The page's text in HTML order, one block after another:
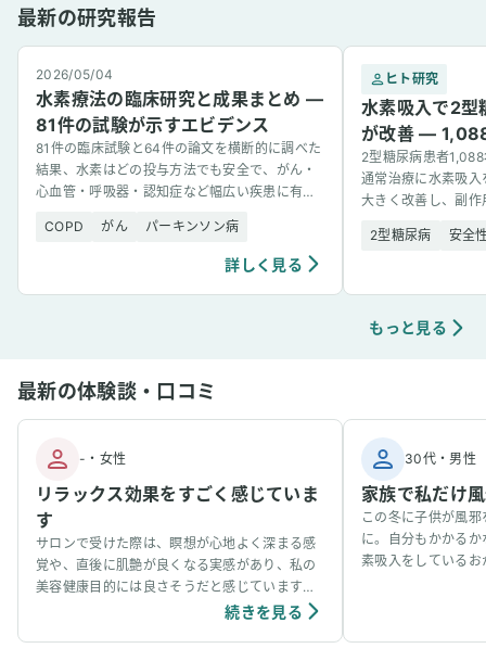
最新の研究報告
2026/05/04
水素療法の臨床研究と成果まとめ —
81件の試験が示すエビデンス
81件の臨床試験と64件の論文を横断的に調べた
結果、水素はどの投与方法でも安全で、がん・
心血管・呼吸器・認知症など幅広い疾患に有望
COPD
がん パーキンソン病
詳しく見る
ヒト研究
水素吸入で2型
が改善 —
2型糖尿病患者
通常治療に水素吸
大きく改善し、副
2型糖尿病 安全
もっと見る
最新の体験談・口コミ
- ・ 女性
リラックス効果をすごく感じていま
す
サロンで受けた際は、瞑想が心地よく深まる感
覚や、直後に肌艶が良くなる実感があり、私の
美容健康目的には良さそうだと感じています。
個人の感想ではありますが、吸入中は、脳波が
続きを見る
30代・男性
家族で私だけ
この冬に子供が風
に。自分もかかる
素吸入をしている